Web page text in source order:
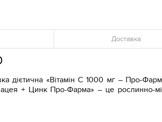
Доставка
«Вітамін C 1000 мг – Про-
+ Цинк Про-Фарма» – це